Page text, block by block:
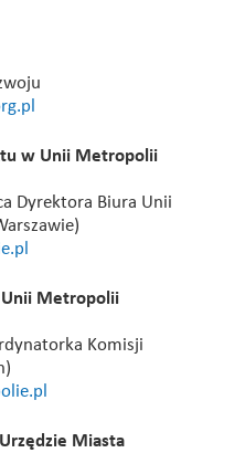
w Unii Metropolii
Dyrektora Biura Unii
Metropolii
Komisji
Miasta